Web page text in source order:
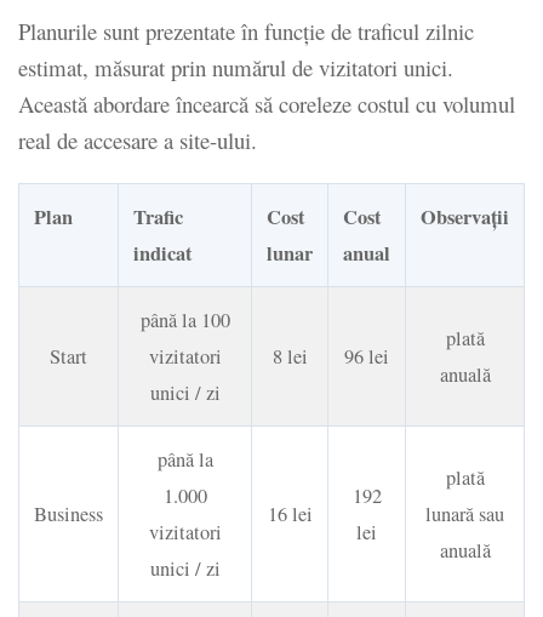
Planurile sunt prezentate în funcție de traficul zilnic
estimat, măsurat prin numărul de vizitatori unici.
Această abordare încearcă să coreleze costul cu volumul
real de accesare a site-ului.
Plan
Trafic
indicat
Cost
lunar
Cost
anual
Observații
Start
până la 100
vizitatori
unici / zi
8 lei 96 lei
plată
anuală
Business
până la
1.000
vizitatori
unici / zi
16 lei
192
lei
plată
lunară sau
anuală